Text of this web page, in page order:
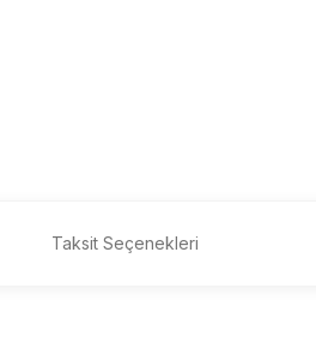
Taksit Seçenekleri